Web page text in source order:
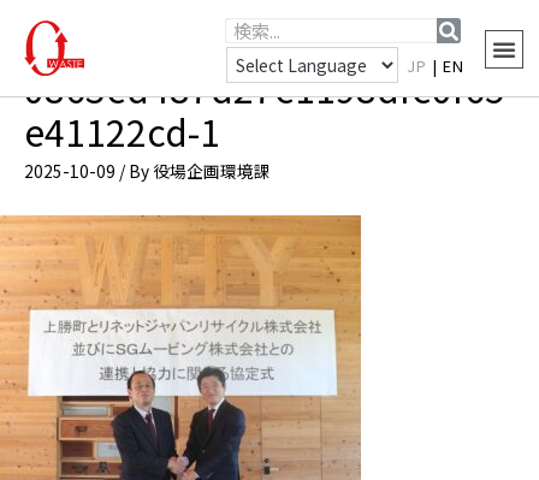
JP |EN
0863ed487d27e1198dfe0f65
e41122cd-1
2025-10-09 / By 役場企画環境課